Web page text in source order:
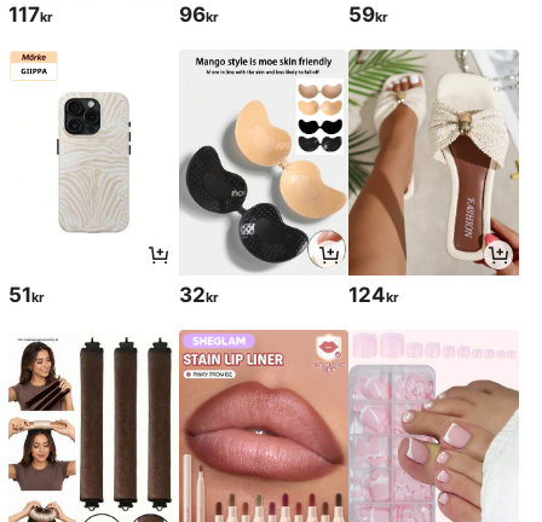
117kr 96kr 59kr
51kr 32kr 124kr